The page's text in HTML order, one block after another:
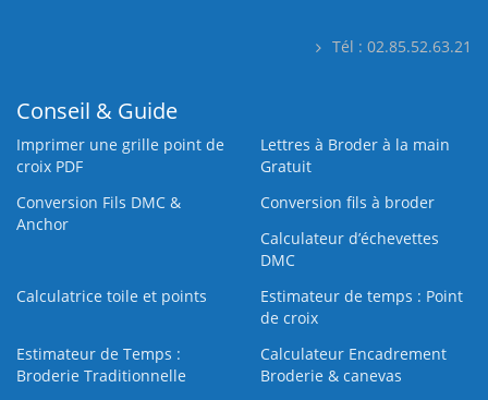
Tél : 02.85.52.63.21
Conseil & Guide
Imprimer une grille point de
croix PDF
Lettres à Broder à la main
Gratuit
Conversion Fils DMC &
Anchor
Conversion fils à broder
Calculateur d’échevettes
DMC
Calculatrice toile et points
Estimateur de temps : Point
de croix
Estimateur de Temps :
Broderie Traditionnelle
Calculateur Encadrement
Broderie & canevas